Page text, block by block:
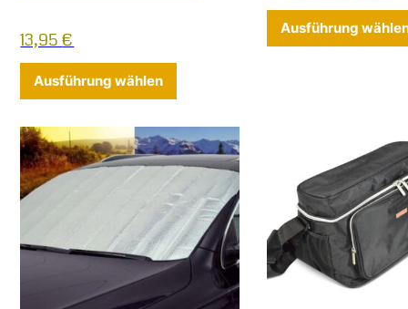
13,95€
Ausführung wählen
Ausführung